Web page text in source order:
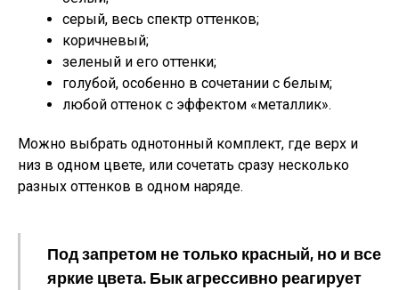
серый, весь спектр оттенков;
коричневый;
зеленый и его оттенки;
голубой, особенно в сочетании с белым;
любой оттенок с эффектом «металлик».
Можно выбрать однотонный комплект, где верх и
низ в одном цвете, или сочетать сразу несколько
разных оттенков в одном наряде.
Под запретом не только красный, но и все
яркие цвета. Бык агрессивно реагирует